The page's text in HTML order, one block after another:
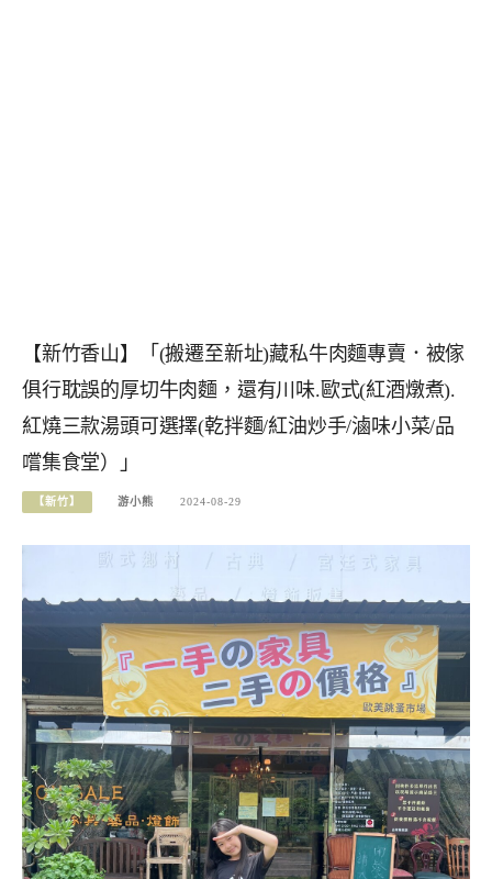
【新竹香山】「(搬遷至新址)藏私牛肉麵專賣．被傢
俱行耽誤的厚切牛肉麵，還有川味.歐式(紅酒燉煮).
紅燒三款湯頭可選擇(乾拌麵/紅油炒手/滷味小菜/品
嚐集食堂）」
【新竹】 游小熊 2024-08-29